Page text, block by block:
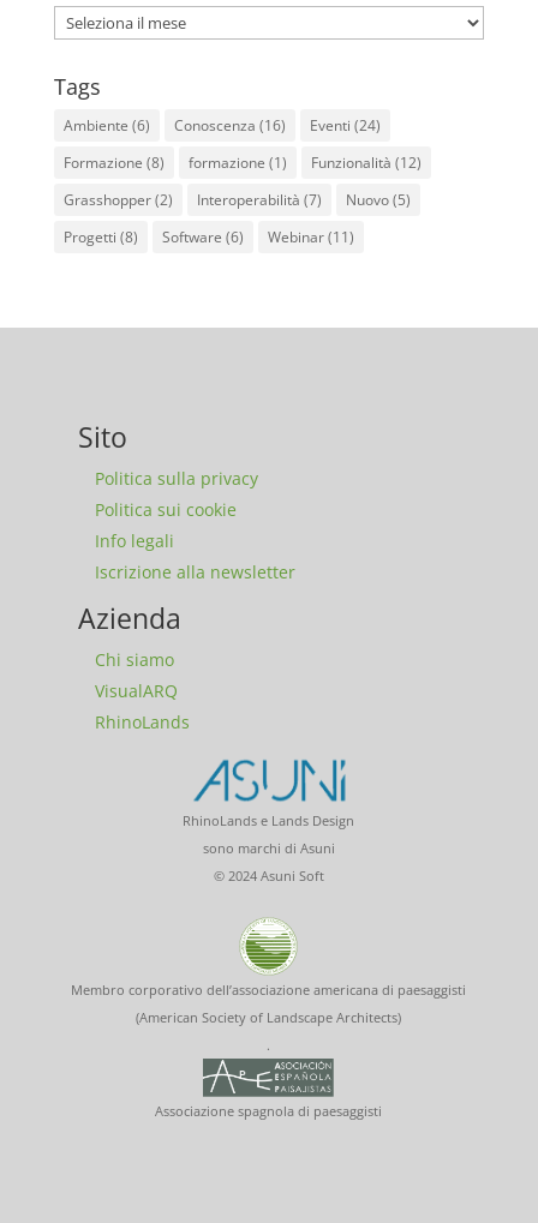
Archives
Tags
Ambiente (6) Conoscenza (16) Eventi (24)
Formazione (8) formazione (1) Funzionalità (12)
Grasshopper(2) Interoperabilità (7) Nuovo(5)
Progetti (8) Software (6) Webinar(11)
Sito
Politica sulla privacy
Politica sui cookie
Info legali
Iscrizione alla newsletter
Azienda
Chi siamo
VisualARQ
RhinoLands
RhinoLands e Lands Design
sono marchi di Asuni
© 2024 Asuni Soft
Membro corporativo dell’associazione americana di paesaggisti
(American Society of Landscape Architects)
.
Associazione spagnola di paesaggisti